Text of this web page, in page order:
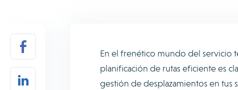
En el frenético mundo del servicio
planificación de rutas eficiente es
gestión de desplazamientos en tus